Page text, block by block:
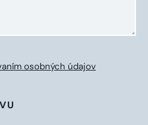
osobných údajov